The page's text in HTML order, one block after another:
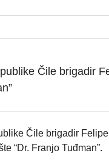
Čile brigadir
Čile brigadir
“Dr. Franjo Tuđman”.